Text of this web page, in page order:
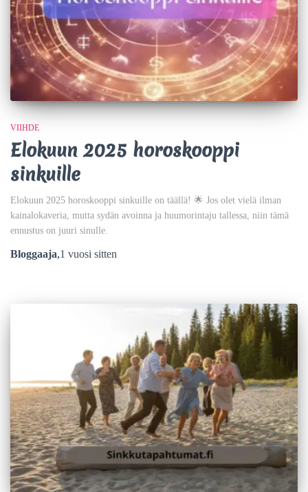
VIIHDE
Elokuun 2025 horoskooppi
sinkuille
Elokuun 2025 horoskooppi sinkuille on täällä! 🌟 Jos olet vielä ilman
kainalokaveria, mutta sydän avoinna ja huumorintaju tallessa, niin tämä
ennustus on juuri sinulle.
Bloggaaja,1 vuosi sitten